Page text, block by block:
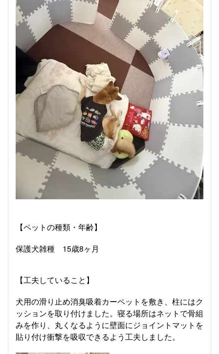
【ペットの種類・年齢】
保護犬雑種 15歳8ヶ月
【工夫していること】
犬用の滑り止め消臭吸着カーペットを敷き、柱にはク
ッションを取り付けました。寝る場所はネットで骨組
みを作り、丸くなるように壁面にジョイントマットを
貼り付け衝撃を吸収できるよう工夫しました。